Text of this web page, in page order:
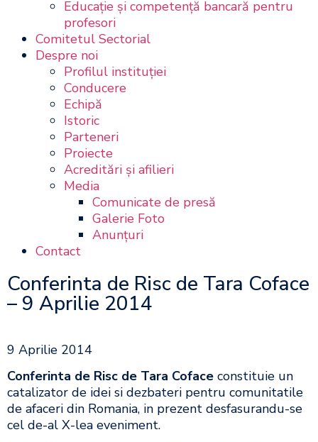
Educaţie şi competenţă bancară pentru
profesori
Comitetul Sectorial
Despre noi
Profilul instituţiei
Conducere
Echipă
Istoric
Parteneri
Proiecte
Acreditări şi afilieri
Media
Comunicate de presă
Galerie Foto
Anunțuri
Contact
Conferinta de Risc de Tara Coface
– 9 Aprilie 2014
9 Aprilie 2014
Conferinta de Risc de Tara Coface constituie un
catalizator de idei si dezbateri pentru comunitatile
de afaceri din Romania, in prezent desfasurandu-se
cel de-al X-lea eveniment.